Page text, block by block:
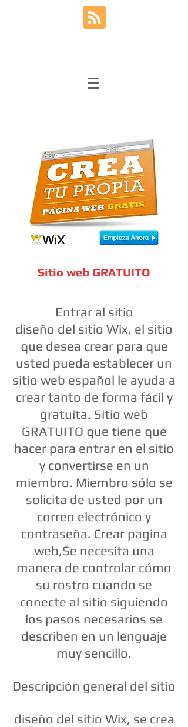
Entrar al sitio
diseño del sitio Wix, el sitio
que desea crear para que
usted pueda establecer un
sitio web español le ayuda a
crear tanto de forma fácil y
gratuita. Sitio web
GRATUITO que tiene que
hacer para entrar en el sitio
y convertirse en un
miembro. Miembro sólo se
solicita de usted por un
correo electrónico y
contraseña. Crear pagina
web,Se necesita una
manera de controlar cómo
su rostro cuando se
conecte al sitio siguiendo
los pasos necesarios se
describen en un lenguaje
muy sencillo.
Descripción general del sitio
diseño del sitio Wix, se crea
Sitio web GRATUITO